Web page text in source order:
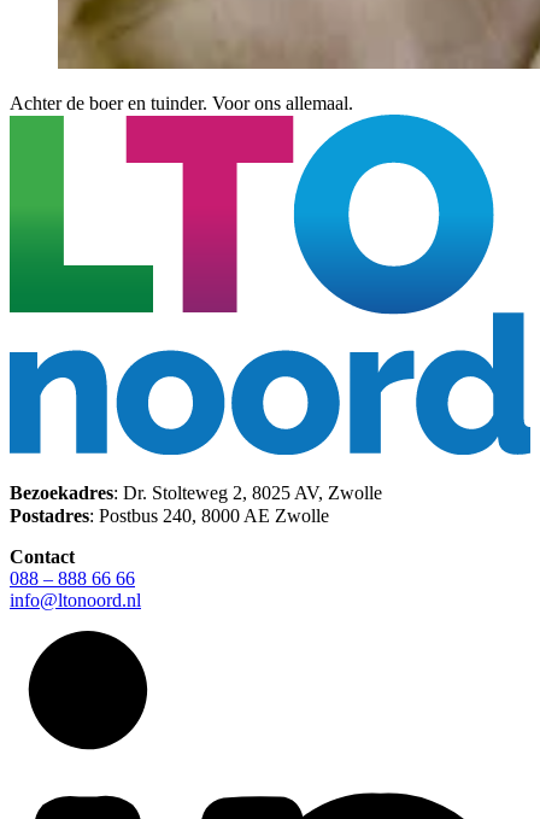
Achter de boer en tuinder. Voor ons allemaal.
Bezoekadres: Dr. Stolteweg 2, 8025 AV, Zwolle
Postadres: Postbus 240, 8000 AE Zwolle
Contact
088 – 888 66 66
info@ltonoord.nl